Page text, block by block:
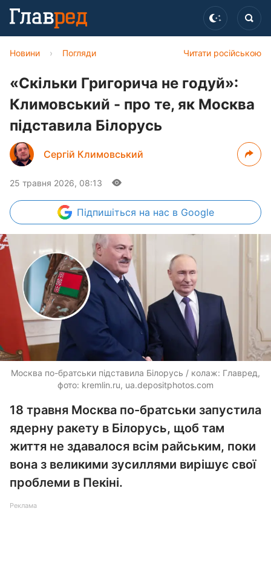
Читати російською
Новини › Погляди
«Скільки Григорича не годуй»:
Климовський - про те, як Москва
підставила Білорусь
Сергій Климовський
25 травня 2026, 08:13
Підпишіться на нас в Google
Москва по-братськи підставила Білорусь / колаж: Главред,
фото: kremlin.ru, ua.depositphotos.com
18 травня Москва по-братськи запустила
ядерну ракету в Білорусь, щоб там
життя не здавалося всім райським, поки
вона з великими зусиллями вирішує свої
проблеми в Пекіні.
Реклама